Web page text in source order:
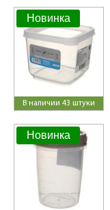
Новинка
В наличии 43 штуки
Новинка